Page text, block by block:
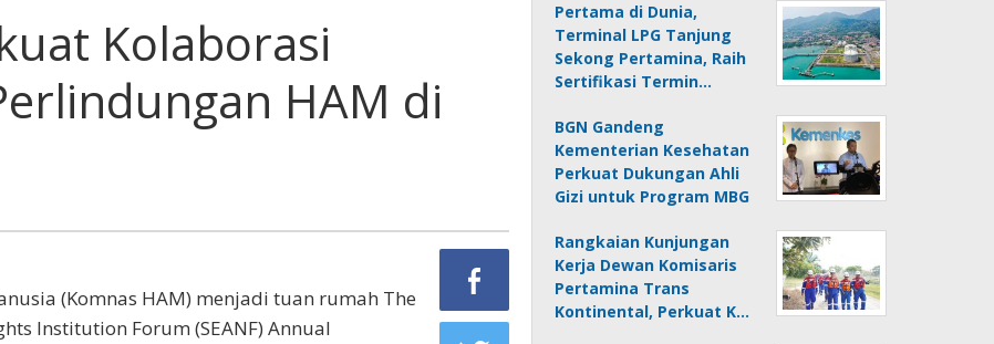
Kolaborasi
HAM di
(Komnas HAM) menjadi tuan rumah The
Institution Forum (SEANF) Annual
Pertama di Dunia,
Terminal LPG Tanjung
Sekong Pertamina, Raih
Sertifikasi Termin…
BGN Gandeng
Kementerian Kesehatan
Perkuat Dukungan Ahli
Gizi untuk Program MBG
Rangkaian Kunjungan
Kerja Dewan Komisaris
Pertamina Trans
Kontinental, Perkuat K…